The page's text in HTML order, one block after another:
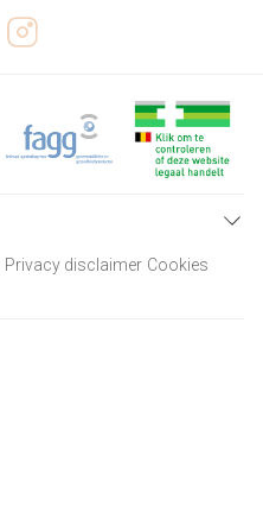
Privacy disclaimer Cookies